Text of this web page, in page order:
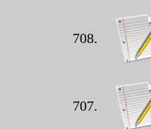
708.
707.